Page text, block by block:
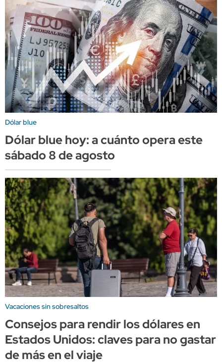
Dólar blue
Dólar blue hoy: a cuánto opera este
sábado 8 de agosto
Vacaciones sin sobresaltos
Consejos para rendir los dólares en
Estados Unidos: claves para no gastar
de más en el viaje